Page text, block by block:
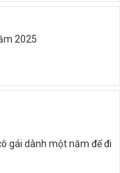
2025
gái dành một năm để đi